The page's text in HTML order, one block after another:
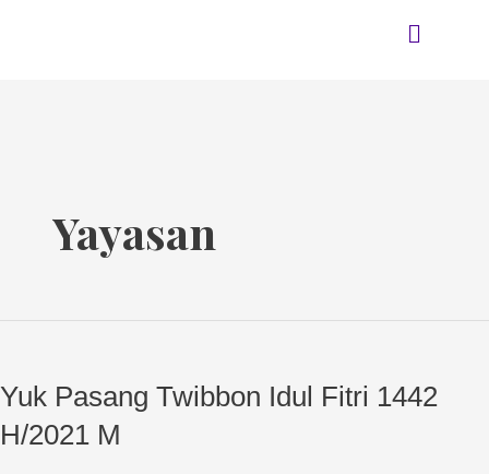
Menu
Yayasan
Yuk Pasang Twibbon Idul Fitri 1442
H/2021 M
Twibbon
Idul